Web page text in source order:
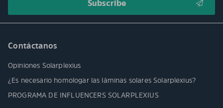
Contáctanos
Opiniones Solarplexius
¿Es necesario homologar las láminas solares Solarplexius?
PROGRAMA DE INFLUENCERS SOLARPLEXIUS